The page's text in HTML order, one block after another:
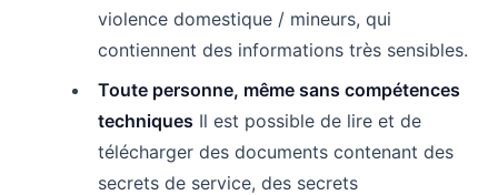
violence domestique / mineurs, qui
contiennent des informations très sensibles.
Toute personne, même sans compétences
techniques Il est possible de lire et de
télécharger des documents contenant des
secrets de service, des secrets